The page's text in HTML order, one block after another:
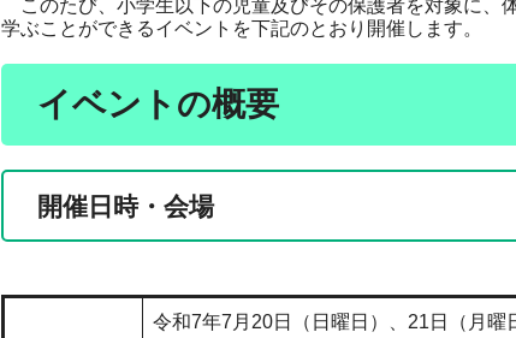
このたび、小学生以下の児童及びその保護者を対象に、
学ぶことができるイベントを下記のとおり開催します。
イベントの概要
開催日時・会場
令和7年7月20日（日曜日）、21日（月曜